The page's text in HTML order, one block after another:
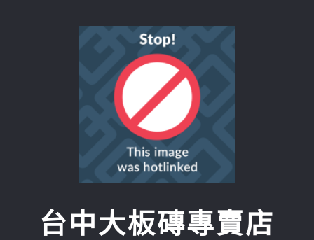
台中大板磚專賣店